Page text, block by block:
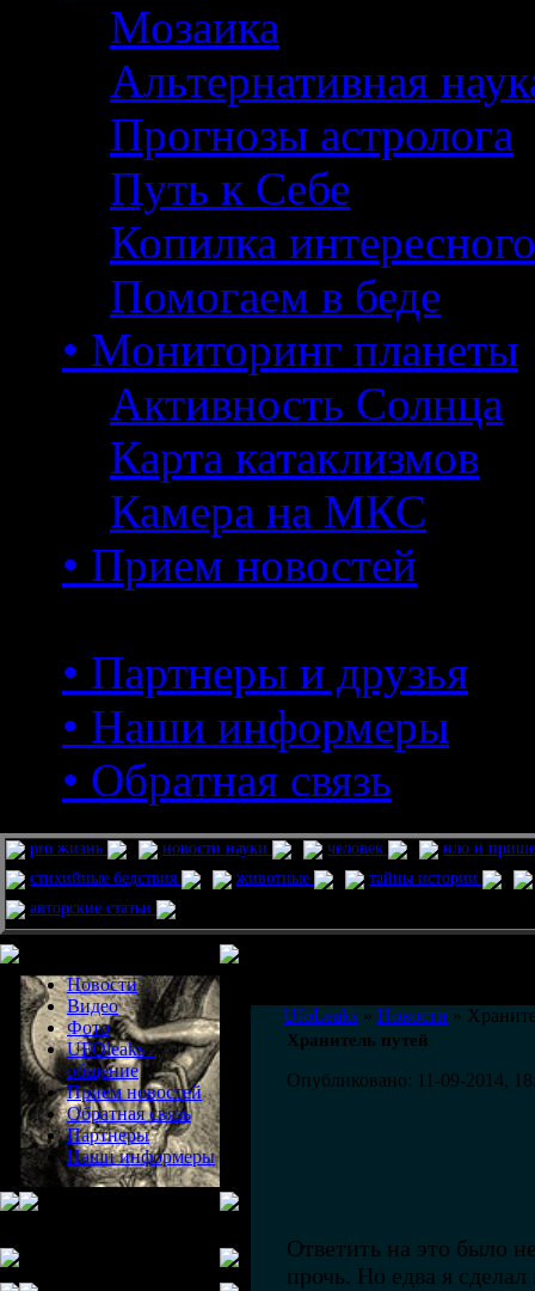
Мозаика
Альтернативная
Прогнозы астролога
Путь к Себе
Копилка интересного
Помогаем в беде
• Мониторинг планеты
Активность Солнца
Карта катаклизмов
Камера на МКС
• Прием новостей
• Партнеры и друзья
• Наши информеры
• Обратная связь
pro жизнь новости науки человек
нло и
стихийные бедствия
животные
тайны истории
авторские статьи
Новости
Видео
Фото
UFOleaks -
общение
Прием новостей
Обратная связь
Партнеры
Наши информеры
UfoLeaks » Новости »
Хранитель путей
Опубликовано: 11-09-2014,
Ответить на это было
прочь. Но едва я